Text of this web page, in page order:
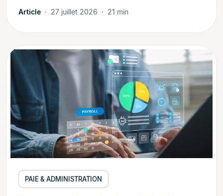
Article 27 juillet 2026 21 min
PAIE & ADMINISTRATION